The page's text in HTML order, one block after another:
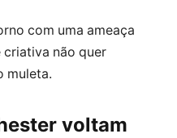
com uma ameaça
criativa não quer
muleta.
voltam